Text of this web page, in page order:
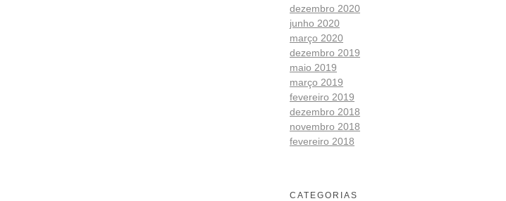
dezembro 2020
junho 2020
março 2020
dezembro 2019
maio 2019
março 2019
fevereiro 2019
dezembro 2018
novembro 2018
fevereiro 2018
CATEGORIAS